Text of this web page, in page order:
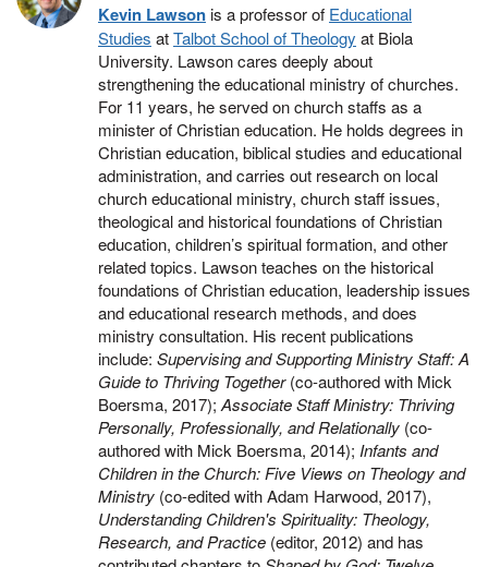
Kevin Lawsonis a professor of Educational
Studies atTalbot School of Theology at Biola
University. Lawson cares deeply about
strengthening the educational ministry of churches.
For 11 years, he served on church staffs as a
minister of Christian education. He holds degrees in
Christian education, biblical studies and educational
administration, and carries out research on local
church educational ministry, church staff issues,
theological and historical foundations of Christian
education, children’s spiritual formation, and other
related topics. Lawson teaches on the historical
foundations of Christian education, leadership issues
and educational research methods, and does
ministry consultation. His recent publications
include: Supervising and Supporting Ministry Staff: A
Guide to Thriving Together(co-authored with Mick
Boersma, 2017); Associate Staff Ministry: Thriving
Personally, Professionally, and Relationally (co-
authored with Mick Boersma, 2014); Infants and
Children in the Church: Five Views on Theology and
Ministry (co-edited with Adam Harwood, 2017),
Understanding Children's Spirituality: Theology,
Research, and Practice (editor, 2012) and has